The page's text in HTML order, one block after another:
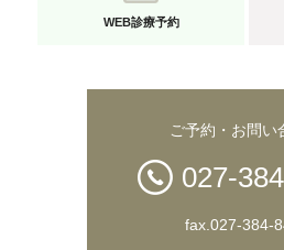
WEB診療予約
ご予約・お問い
027-
fax.027-384-